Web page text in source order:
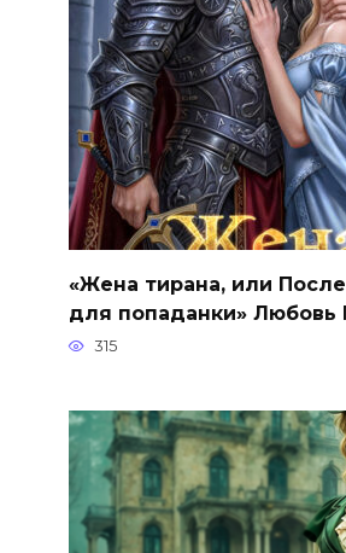
«Жена тирана, или
для попаданки» Любовь
315